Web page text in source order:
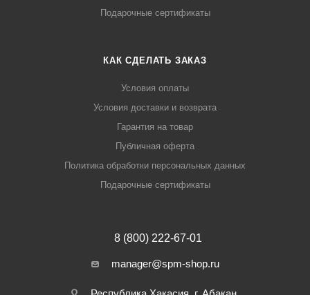
Подарочные сертификаты
КАК СДЕЛАТЬ ЗАКАЗ
Условия оплаты
Условия доставки и возврата
Гарантия на товар
Публичная оферта
Политика обработки персональных данных
Подарочные сертификаты
8 (800) 222-67-01
manager@spm-shop.ru